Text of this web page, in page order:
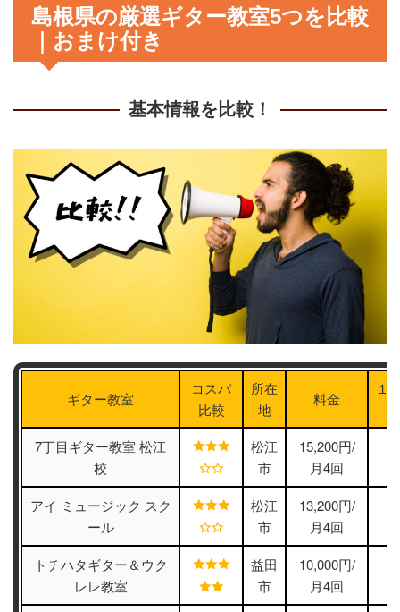
島根県の厳選ギター教室5つを比較
｜おまけ付き
基本情報を比較！
ギター教室
コスパ
比較
所在
地
料金
１
7丁目ギター教室 松江
校
松江
市
15,200円/
月4回
アイ ミュージック スク
ール
松江
市
13,200円/
月4回
トチハタギター＆ウク
レレ教室
益田
市
10,000円/
月4回